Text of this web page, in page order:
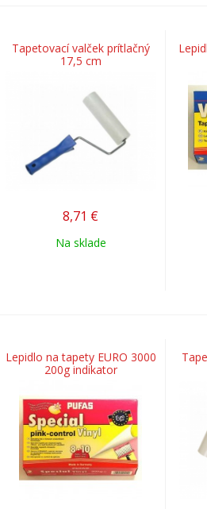
Tapetovací valček prítlačný
17,5 cm
8,71 €
Na sklade
Lepidlo na tapety EURO 3000
200g indikator